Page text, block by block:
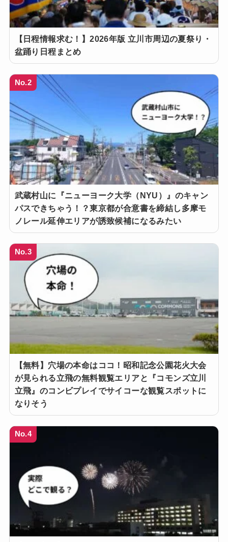
【日程情報求む！】2026年版 立川市周辺の夏祭り・
盆踊り日程まとめ
No.2
武蔵村山に『ニューヨーク大学（NYU）』のキャン
パスできちゃう！？東京都が合意書を締結し多摩モ
ノレール延伸エリアが誘致候補になるみたい
No.3
【無料】穴場の本命はココ！昭和記念公園花火大会
が見られる立飛の無料観覧エリアと『コモンズ立川
立飛』のコンビプレイでサイコーな観覧スポットに
なりそう
No.4